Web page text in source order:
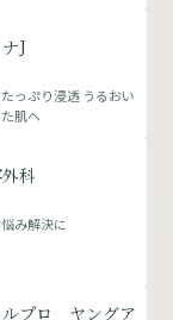
J
っぷり浸透 うるおい
肌へ
科
み解決に
ルプロ ヤングア